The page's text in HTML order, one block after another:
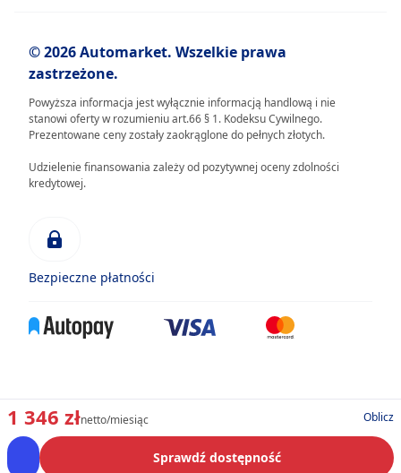
1 346 złnetto/miesiąc Oblicz
Sprawdź dostępność
© 2026 Automarket. Wszelkie prawa
zastrzeżone.
Powyższa informacja jest wyłącznie informacją handlową i nie
stanowi oferty w rozumieniu art.66 § 1. Kodeksu Cywilnego.
Prezentowane ceny zostały zaokrąglone do pełnych złotych.
Udzielenie finansowania zależy od pozytywnej oceny zdolności
kredytowej.
Bezpieczne płatności